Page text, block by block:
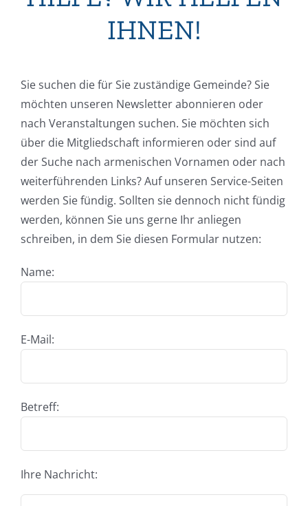
IHNEN!
Sie suchen die für Sie zuständige Gemeinde? Sie
möchten unseren Newsletter abonnieren oder
nach Veranstaltungen suchen. Sie möchten sich
über die Mitgliedschaft informieren oder sind auf
der Suche nach armenischen Vornamen oder nach
weiterführenden Links? Auf unseren Service-Seiten
werden Sie fündig. Sollten sie dennoch nicht fündig
werden, können Sie uns gerne Ihr anliegen
schreiben, in dem Sie diesen Formular nutzen:
Name:
E-Mail:
Betreff:
Ihre Nachricht: